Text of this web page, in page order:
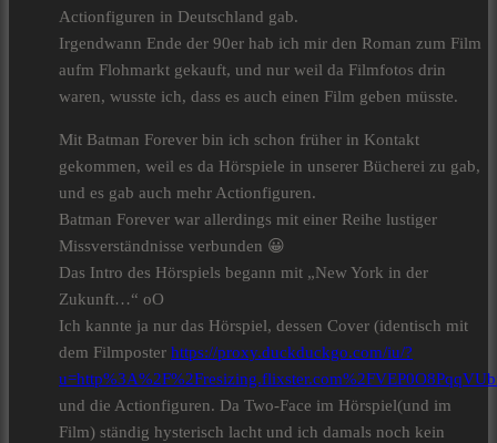
Actionfiguren in Deutschland gab.
Irgendwann Ende der 90er hab ich mir den Roman zum Film
aufm Flohmarkt gekauft, und nur weil da Filmfotos drin
waren, wusste ich, dass es auch einen Film geben müsste.
Mit Batman Forever bin ich schon früher in Kontakt
gekommen, weil es da Hörspiele in unserer Bücherei zu gab,
und es gab auch mehr Actionfiguren.
Batman Forever war allerdings mit einer Reihe lustiger
Missverständnisse verbunden 😀
Das Intro des Hörspiels begann mit „New York in der
Zukunft…“ oO
Ich kannte ja nur das Hörspiel, dessen Cover (identisch mit
dem Filmposter https://proxy.duckduckgo.com/iu/?
und die Actionfiguren. Da Two-Face im Hörspiel(und im
Film) ständig hysterisch lacht und ich damals noch kein